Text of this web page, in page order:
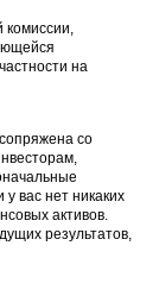
на
со
вас нет никаких
активов.
результатов,